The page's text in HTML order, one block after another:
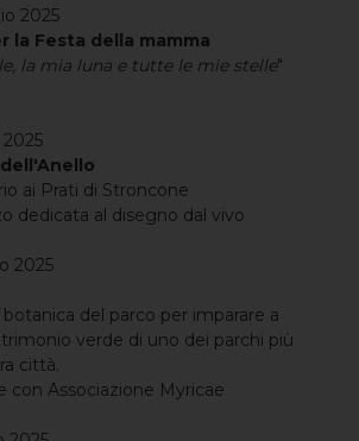
2025
la Festa della mamma
la mia luna e tutte le mie stelle"
ai Prati di Stroncone
dedicata al disegno dal vivo
2025
del parco per imparare a
verde di uno dei parchi più
città.
con Associazione Myricae